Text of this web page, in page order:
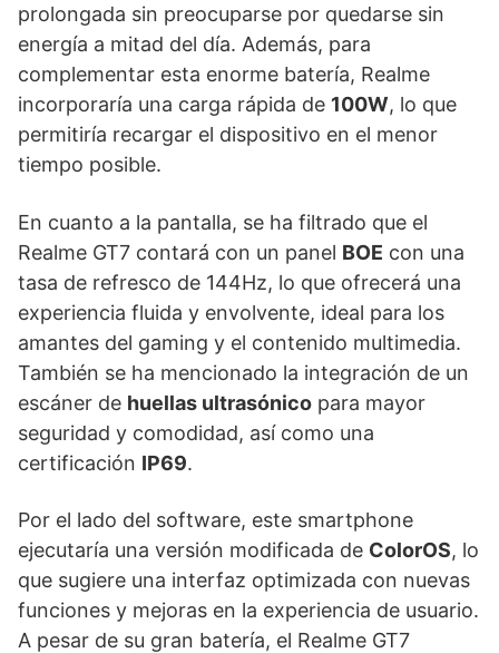
prolongada sin preocuparse por quedarse sin
energía a mitad del día. Además, para
complementar esta enorme batería, Realme
incorporaría una carga rápida de 100W, lo que
permitiría recargar el dispositivo en el menor
tiempo posible.
En cuanto a la pantalla, se ha filtrado que el
Realme GT7 contará con un panel BOE con una
tasa de refresco de 144Hz, lo que ofrecerá una
experiencia fluida y envolvente, ideal para los
amantes del gaming y el contenido multimedia.
También se ha mencionado la integración de un
escáner de huellas ultrasónico para mayor
seguridad y comodidad, así como una
certificación IP69.
Por el lado del software, este smartphone
ejecutaría una versión modificada de ColorOS, lo
que sugiere una interfaz optimizada con nuevas
funciones y mejoras en la experiencia de usuario.
A pesar de su gran batería, el Realme GT7